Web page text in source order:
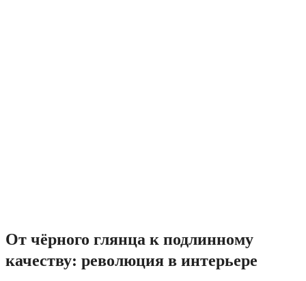
От чёрного глянца к подлинному
качеству: революция в интерьере